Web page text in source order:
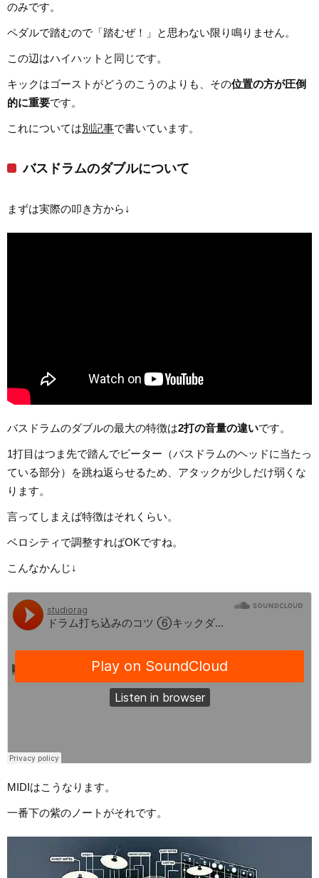
のみです。
ペダルで踏むので「踏むぜ！」と思わない限り鳴りません。
この辺はハイハットと同じです。
キックはゴーストがどうのこうのよりも、その位置の方が圧倒
的に重要です。
これについては別記事で書いています。
バスドラムのダブルについて
まずは実際の叩き方から↓
バスドラムのダブルの最大の特徴は2打の音量の違いです。
1打目はつま先で踏んでビーター（バスドラムのヘッドに当たっ
ている部分）を跳ね返らせるため、アタックが少しだけ弱くな
ります。
言ってしまえば特徴はそれくらい。
ベロシティで調整すればOKですね。
こんなかんじ↓
MIDIはこうなります。
一番下の紫のノートがそれです。